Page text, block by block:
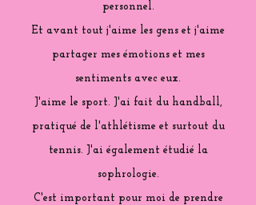
personnel.
Et avant tout j'aime les gens et j'aime
partager mes émotions et mes
sentiments avec eux.
J'aime le sport. J'ai fait du handball,
pratiqué de l'athlétisme et surtout du
tennis. J'ai également étudié la
sophrologie.
C'est important pour moi de prendre